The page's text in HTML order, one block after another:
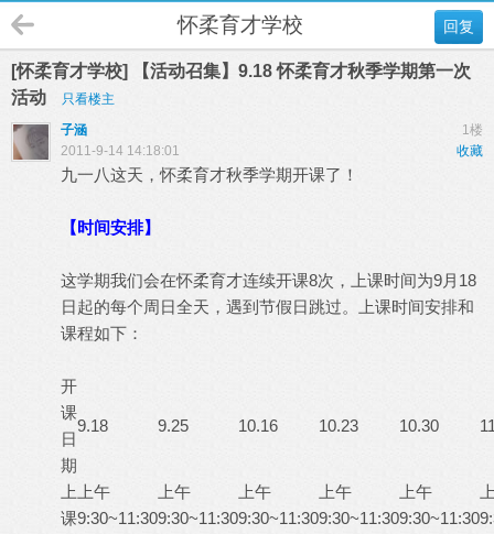
回复
怀柔育才学校
[怀柔育才学校] 【活动召集】9.18 怀柔育才秋季学期第一次
活动
只看楼主
1楼
子涵
收藏
2011-9-14 14:18:01
九一八这天，怀柔育才秋季学期开课了！
【时间安排】
这学期我们会在怀柔育才连续开课8次，上课时间为9月18
日起的每个周日全天，遇到节假日跳过。上课时间安排和
课程如下：
开
课
日
期
9.18 9.25 10.16 10.23 10.30
上
课
上午
9:30~11:30
上午
9:30~11:30
上午
9:30~11:30
上午
9:30~11:30
上午
9:30~11:30